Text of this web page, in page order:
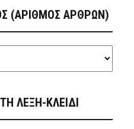
(ΑΡΙΘΜΟΣ ΑΡΘΡΩΝ)
ΛΕΞΗ-ΚΛΕΙΔΙ